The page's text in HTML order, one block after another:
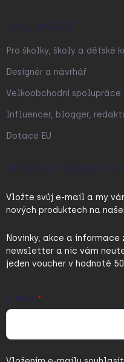
SPOLUPRÁCE
Pro školky, školy a dětské
Designér a návrhář
Velkoobchodní spolupráce
Influencer, blogger,
Dotace EU
ODEBÍRAT NEWSLETTER
Vložte svůj e-mail a my
nových produktech na
Novinky, akce a
newsletter a nic vám
jeden voucher v hodnotě
E-MAIL